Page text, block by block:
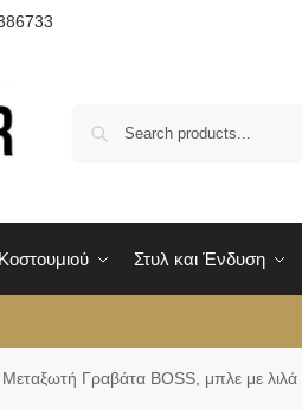
Στυλ και Ένδυση
Μεταξωτή Γραβάτα BOSS, μπλε με λιλά